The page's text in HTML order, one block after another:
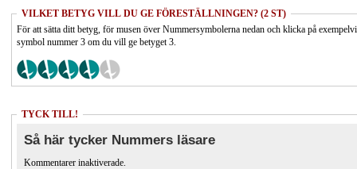
VILKET BETYG VILL DU GE FÖRESTÄLLNINGEN? (2 ST)
För att sätta ditt betyg, för musen över Nummersymbolerna nedan och klicka på
symbol nummer 3 om du vill ge betyget 3.
TYCK TILL!
Så här tycker Nummers läsare
Kommentarer inaktiverade.